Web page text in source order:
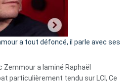
«
C’est
fake
news
a tout défoncé, il parle avec ses
Zemmour a laminé Raphaël
particulièrement tendu sur LCI, Ce